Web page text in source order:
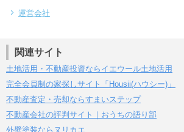
運営会社
関連サイト
土地活用・不動産投資ならイエウール土地活用
完全会員制の家探しサイト「Housii(ハウシー)」
不動産査定・売却ならすまいステップ
不動産会社の評判サイト｜おうちの語り部
外壁塗装ならヌリカエ